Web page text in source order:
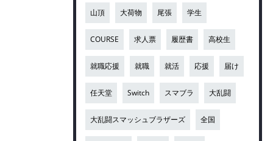
山頂 大荷物 尾張 学生
COURSE 求人票 履歴書 高校生
就職応援 就職 就活 応援 届け
任天堂 Switch スマブラ 大乱闘
大乱闘スマッシュブラザーズ 全国